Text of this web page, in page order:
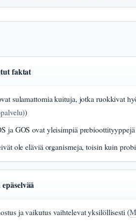
faktat
sulamattomia kuituja, jotka ruokkivat
)
ja GOS ovat yleisimpiä
ole eläviä organismeja, toisin kuin
ja vaikutus vaihtelevat yksilöllisesti (